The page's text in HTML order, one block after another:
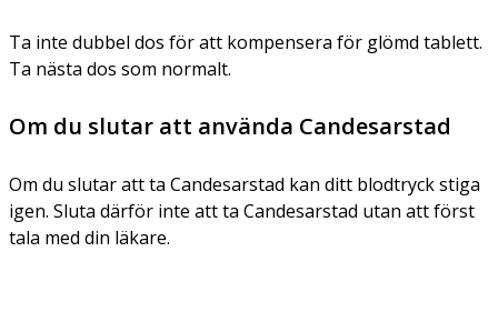
Ta inte dubbel dos för att kompensera för glömd tablett.
Ta nästa dos som normalt.
Om du slutar att använda Candesarstad
Om du slutar att ta Candesarstad kan ditt blodtryck stiga
igen. Sluta därför inte att ta Candesarstad utan att först
tala med din läkare.